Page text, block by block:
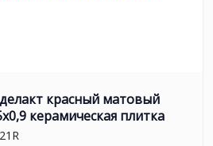
красный матовый
керамическая плитка